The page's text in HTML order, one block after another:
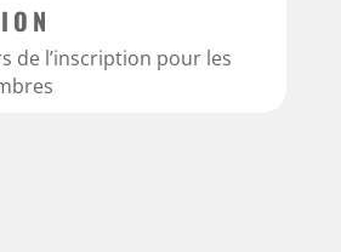
de l’inscription pour les